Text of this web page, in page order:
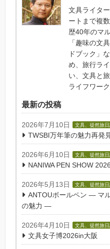
文具ライタ
ートまで複
歴40年のマ
「趣味の文
ドブック」
め、旅行ラ
い、文具と
ライフワー
最新の投稿
2026年7月10日 文具、徒然旅
TWSBI万年筆の魅力再発
2026年6月10日 文具、徒然旅
NANIWA PEN SHOW 2026
2026年5月13日 文具、徒然旅
ANTOUボールペン — マ
の魅力 —
2026年4月10日 文具、徒然旅
文具女子博2026in大阪